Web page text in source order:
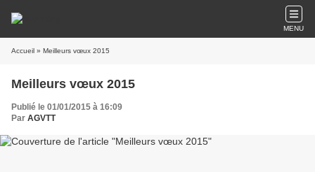
MENU
Accueil » Meilleurs vœux 2015
Meilleurs vœux 2015
Publié le 01/01/2015 à 16:09
Par AGVTT